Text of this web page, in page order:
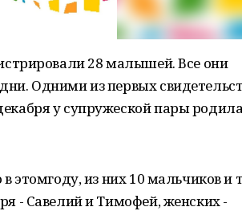
28 малышей. Все они
Одними из первых
у супружеской пары
этомгоду, из них 10 мальчиков и
- Савелий и Тимофей, женских -